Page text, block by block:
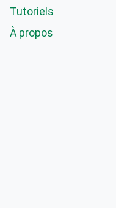
Tutoriels
À propos